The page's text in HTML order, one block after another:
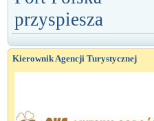
przyspiesza
Kierownik Agencji Turystycznej